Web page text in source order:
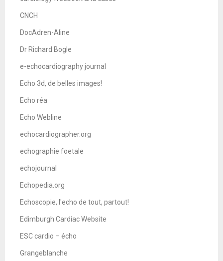
CNCH
DocAdren-Aline
Dr Richard Bogle
e-echocardiography journal
Echo 3d, de belles images!
Echo réa
Echo Webline
echocardiographer.org
echographie foetale
echojournal
Echopedia.org
Echoscopie, l'echo de tout, partout!
Edimburgh Cardiac Website
ESC cardio – écho
Grangeblanche